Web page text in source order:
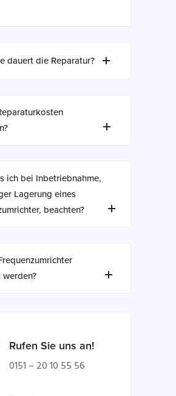
dauert die Reparatur?
ich bei Inbetriebnahme,
Lagerung eines
beachten?
Rufen Sie uns an!
0151 – 20 10 55 56